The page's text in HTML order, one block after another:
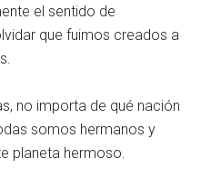
el sentido de
que fuimos creados a
no importa de qué nación
somos hermanos y
planeta hermoso.